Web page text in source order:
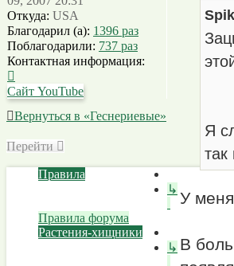
Я
так
У
В
Откуда: USA
Благодарил (а): 1396 раз
Поблагодарили: 737 раз
Контактная информация:
информация
пользователя
Spika
Сайт YouTube
Вернуться в «Геснериевые»
Перейти
Правила
↳
Правила форума
Растения-хищники
↳